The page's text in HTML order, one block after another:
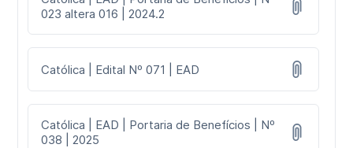
023 altera 016 | 2024.2
Católica | Edital Nº 071 | EAD
Católica | EAD | Portaria de Benefícios | Nº
038 | 2025